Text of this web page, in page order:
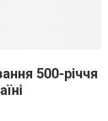
500-річчя